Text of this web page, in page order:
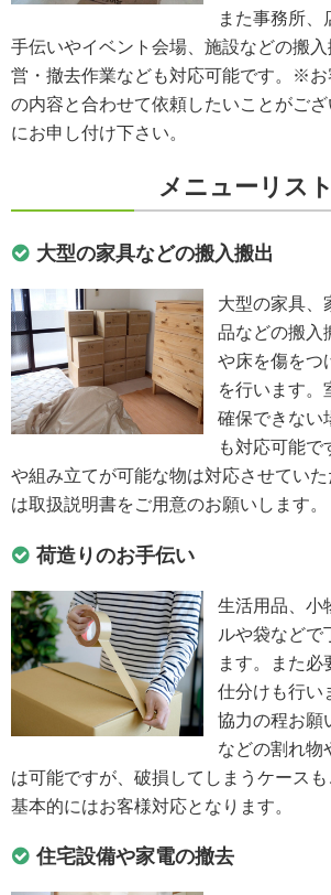
また事務所、
手伝いやイベント会場、施設などの搬
営・撤去作業なども対応可能です。※
の内容と合わせて依頼したいことがご
にお申し付け下さい。
メニューリスト
大型の家具などの搬入搬出
大型の家具、
品などの搬入
や床を傷をつ
を行います。
確保できない
も対応可能で
や組み立てが可能な物は対応させてい
は取扱説明書をご用意のお願いします。
荷造りのお手伝い
生活用品、小
ルや袋などで
ます。また必
仕分けも行い
協力の程お願
などの割れ物
は可能ですが、破損してしまうケースも
基本的にはお客様対応となります。
住宅設備や家電の撤去